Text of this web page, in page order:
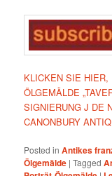
KLICKEN SIE
ÖLGEMÄLDE
SIGNIERUNG J DE
CANONBURY
Posted in Antikes
Ölgemälde |Tagged